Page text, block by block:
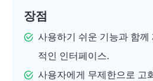
장점
사용하기 쉬운 기능과 함
적인 인터페이스.
사용자에게 무제한으로 고